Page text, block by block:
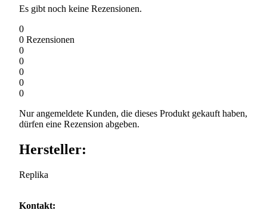
Es gibt noch keine Rezensionen.
0
0 Rezensionen
0
0
0
0
0
Nur angemeldete Kunden, die dieses Produkt gekauft haben,
dürfen eine Rezension abgeben.
Hersteller:
Replika
Kontakt: